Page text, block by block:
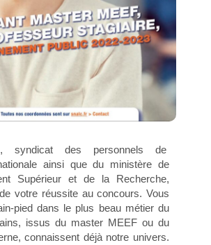
, syndicat des personnels de
ainsi que du ministère de
Supérieur et de la Recherche,
votre réussite au concours. Vous
pied dans le plus beau métier du
issus du master MEEF ou du
connaissent déjà notre univers.